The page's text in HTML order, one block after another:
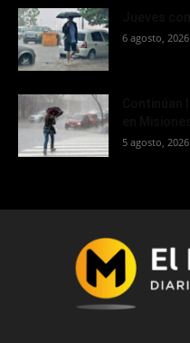
6 agosto, 2026
5 agosto, 2026